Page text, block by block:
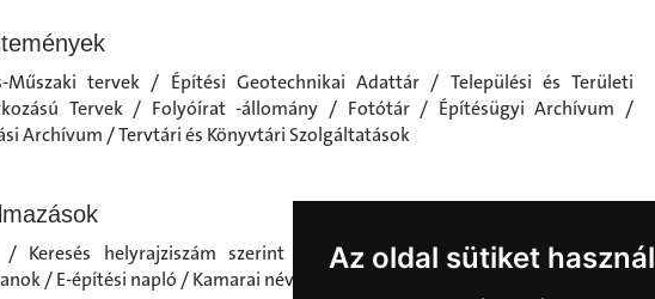
Az oldal sütiket használ
Műszaki tervek / Építési Geotechnikai Adattár / Települési és Területi
Tervek / Folyóírat -állomány / Fotótár / Építésügyi Archívum /
Archívum / Tervtári és Könyvtári Szolgáltatások
/ Keresés helyrajziszám szerint / E-tanúsítás / E-statisztika / Védett
/ E-építési napló / Kamarai névjegyzék / Feltöltés / E-közmű